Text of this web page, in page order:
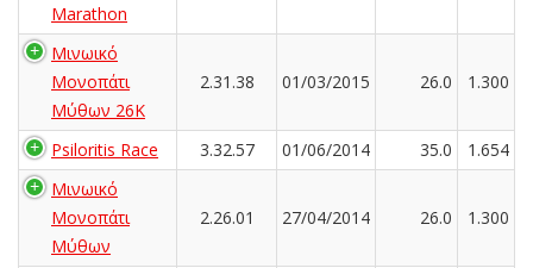
Marathon
Μινωικό
Μονοπάτι
Μύθων 26Κ
2.31.38 01/03/2015 26.0 1.300
Psiloritis Race 3.32.57 01/06/2014 35.0
1.654
Μινωικό
Μονοπάτι
Μύθων
2.26.01 27/04/2014 26.0 1.300